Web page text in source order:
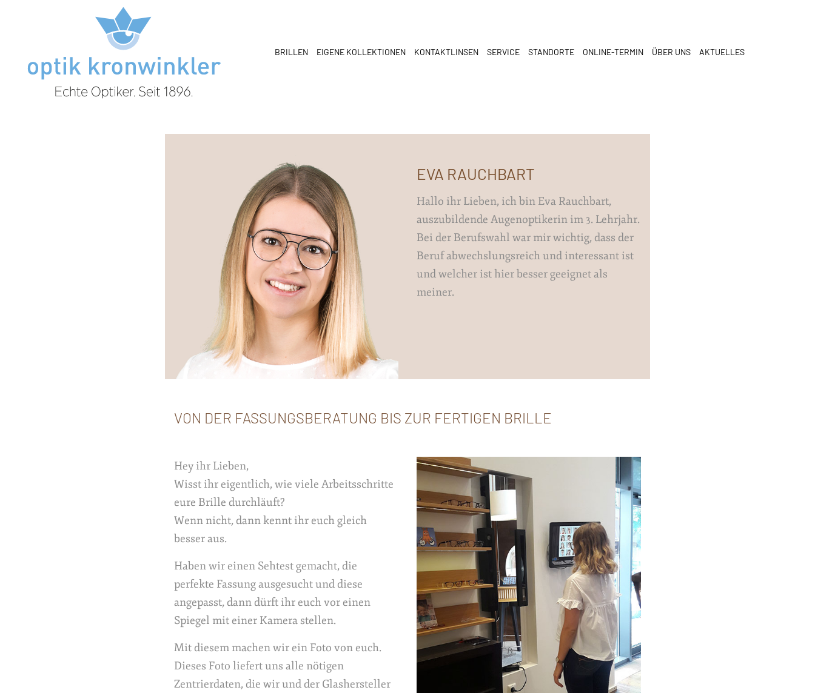
BRILLEN EIGENE KOLLEKTIONEN KONTAKTLINSEN SERVICE STANDORTE ONLINE-TERMIN ÜBER UNS AKTUELLES
EVA RAUCHBART
Hallo ihr Lieben, ich bin Eva Rauchbart,
auszubildende Augenoptikerin im 3. Lehrjahr.
Bei der Berufswahl war mir wichtig, dass der
Beruf abwechslungsreich und interessant ist
und welcher ist hier besser geeignet als
meiner.
VON DER FASSUNGSBERATUNG BIS ZUR FERTIGEN BRILLE
Hey ihr Lieben,
Wisst ihr eigentlich, wie viele Arbeitsschritte
eure Brille durchläuft?
Wenn nicht, dann kennt ihr euch gleich
besser aus.
Haben wir einen Sehtest gemacht, die
perfekte Fassung ausgesucht und diese
angepasst, dann dürft ihr euch vor einen
Spiegel mit einer Kamera stellen.
Mit diesem machen wir ein Foto von euch.
Dieses Foto liefert uns alle nötigen
Zentrierdaten, die wir und der Glashersteller